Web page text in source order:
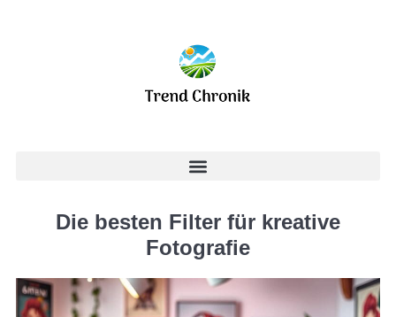
Die besten Filter für kreative
Fotografie